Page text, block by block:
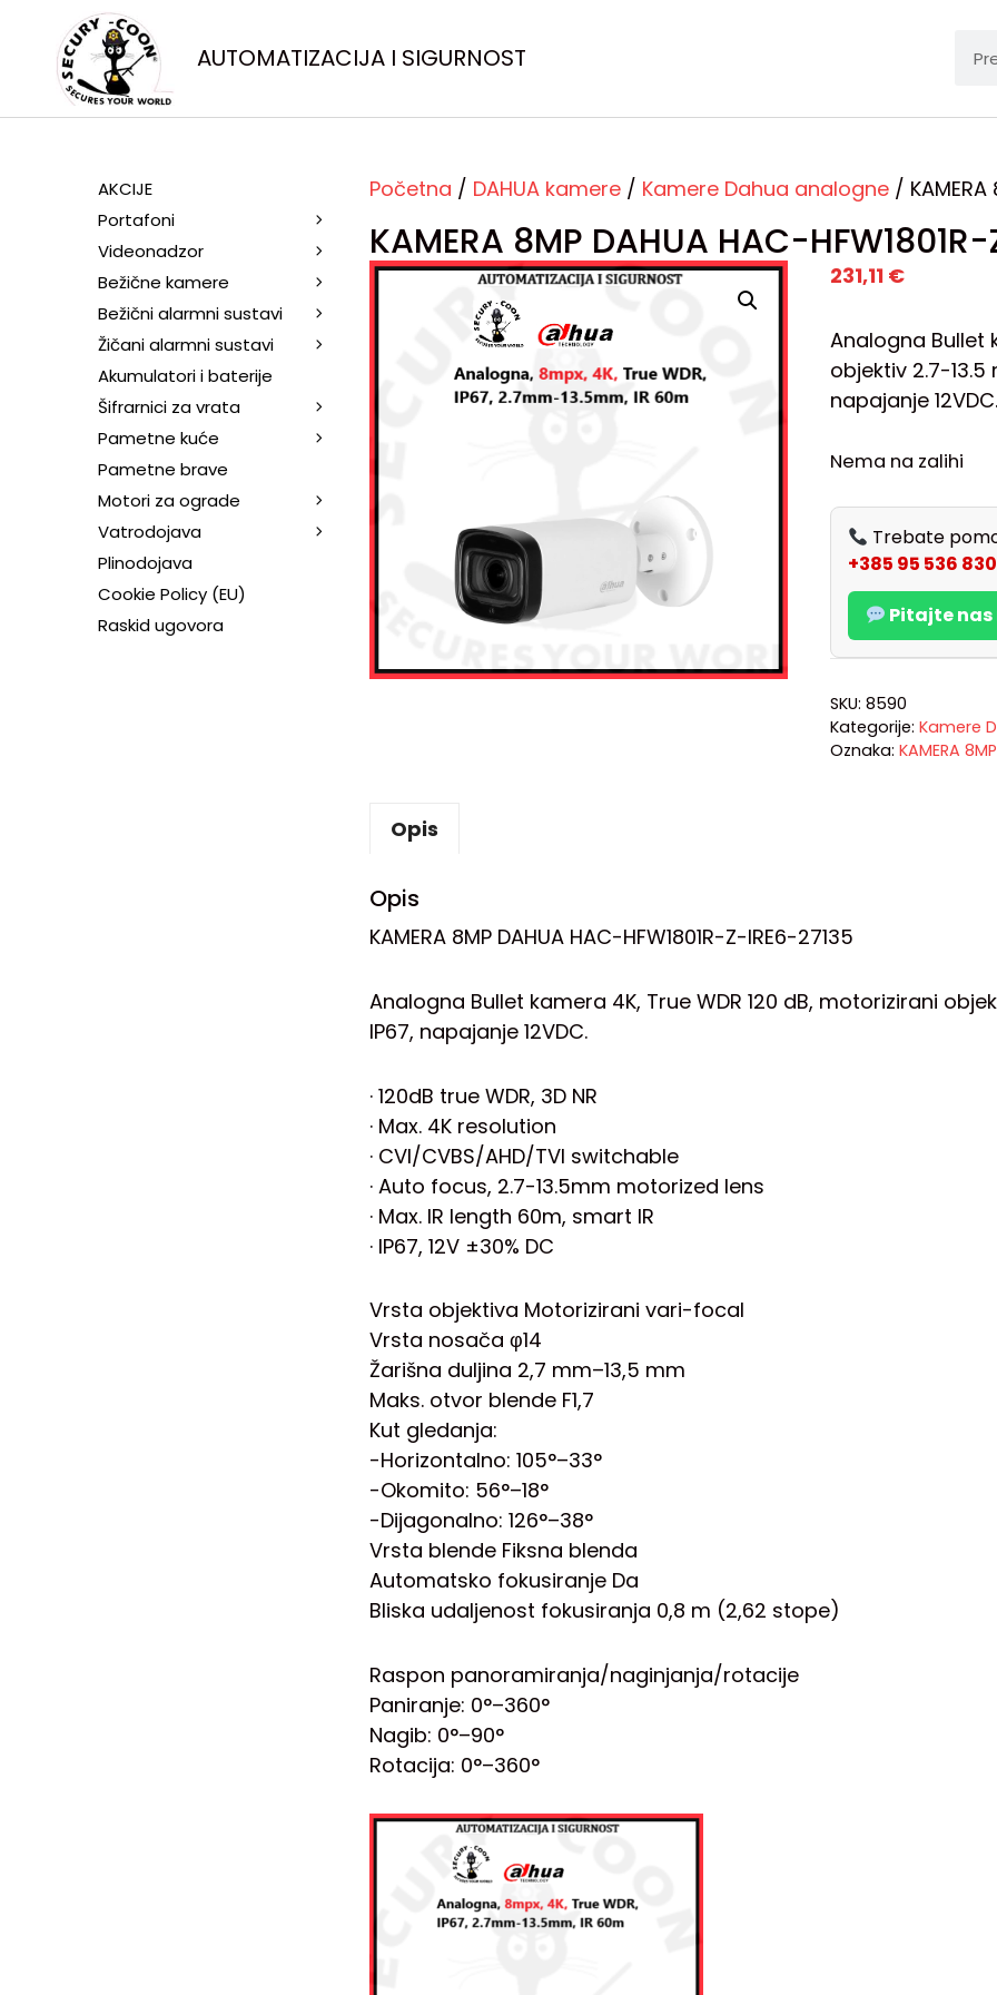
AUTOMATIZACIJA I SIGURNOST
Početna / DAHUA kamere / Kamere Dahua analogne / KAMERA
KAMERA 8MP DAHUA HAC-
231,11 €
Analogna Bullet
objektiv 2.7-13.5
napajanje 12VDC.
Nema na zalihi
Trebate
+385 95 536
Pitajte
SKU: 8590
Kategorije: Kamere
Oznaka: KAMERA
Opis
Opis
KAMERA 8MP DAHUA HAC-HFW1801R-Z-IRE6-27135
Analogna Bullet kamera 4K, True WDR 120 dB, motorizirani
IP67, napajanje 12VDC.
· 120dB true WDR, 3D NR
· Max. 4K resolution
· CVI/CVBS/AHD/TVI switchable
· Auto focus, 2.7-13.5mm motorized lens
· Max. IR length 60m, smart IR
· IP67, 12V ±30% DC
Vrsta objektiva Motorizirani vari-focal
Vrsta nosača φ14
Žarišna duljina 2,7 mm–13,5 mm
Maks. otvor blende F1,7
Kut gledanja:
-Horizontalno: 105°–33°
-Okomito: 56°–18°
-Dijagonalno: 126°–38°
Vrsta blende Fiksna blenda
Automatsko fokusiranje Da
Bliska udaljenost fokusiranja 0,8 m (2,62 stope)
Raspon panoramiranja/naginjanja/rotacije
Paniranje: 0°–360°
Nagib: 0°–90°
Rotacija: 0°–360°
AKCIJE
Portafoni
Videonadzor
Bežične kamere
Bežični alarmni sustavi
Žičani alarmni sustavi
Akumulatori i baterije
Šifrarnici za vrata
Pametne kuće
Pametne brave
Motori za ograde
Vatrodojava
Plinodojava
Cookie Policy (EU)
Raskid ugovora